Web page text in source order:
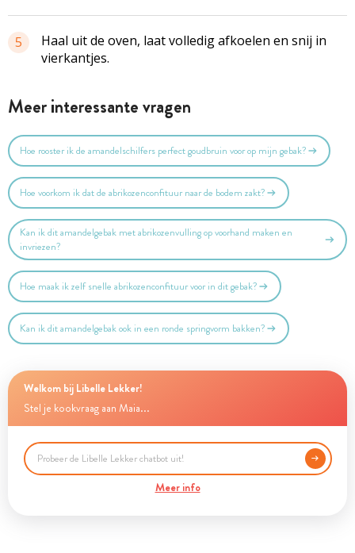
5
Haal uit de oven, laat volledig afkoelen en snij in
vierkantjes.
Meer interessante vragen
Hoe rooster ik de amandelschilfers perfect goudbruin voor op mijn gebak?
Hoe voorkom ik dat de abrikozenconfituur naar de bodem zakt?
Kan ik dit amandelgebak met abrikozenvulling op voorhand maken en
invriezen?
Hoe maak ik zelf snelle abrikozenconfituur voor in dit gebak?
Kan ik dit amandelgebak ook in een ronde springvorm bakken?
Welkom bij Libelle Lekker!
Stel je kookvraag aan Maia...
Meer info